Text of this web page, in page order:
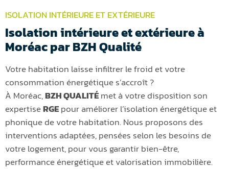
ISOLATION INTÉRIEURE ET EXTÉRIEURE
Isolation intérieure et extérieure à
Moréac par BZH Qualité
Votre habitation laisse infiltrer le froid et votre
consommation énergétique s’accroît ?
À Moréac,BZH QUALITÉmet à votre disposition son
expertiseRGEpour améliorer l’isolation énergétique et
phonique de votre habitation. Nous proposons des
interventions adaptées, pensées selon les besoins de
votre logement, pour vous garantir bien-être,
performance énergétique et valorisation immobilière.